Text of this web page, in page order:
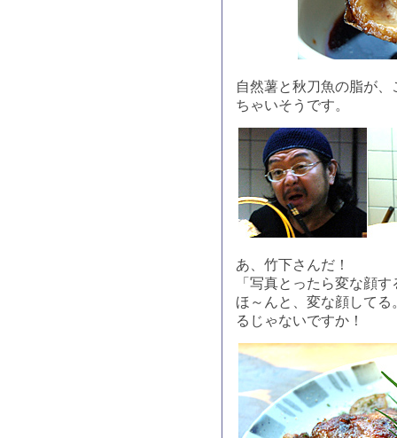
自然薯と秋刀魚の脂が
ちゃいそうです。
あ、竹下さんだ！
「写真とったら変な顔
ほ～んと、変な顔して
るじゃないですか！